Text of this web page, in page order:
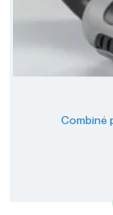
Combiné